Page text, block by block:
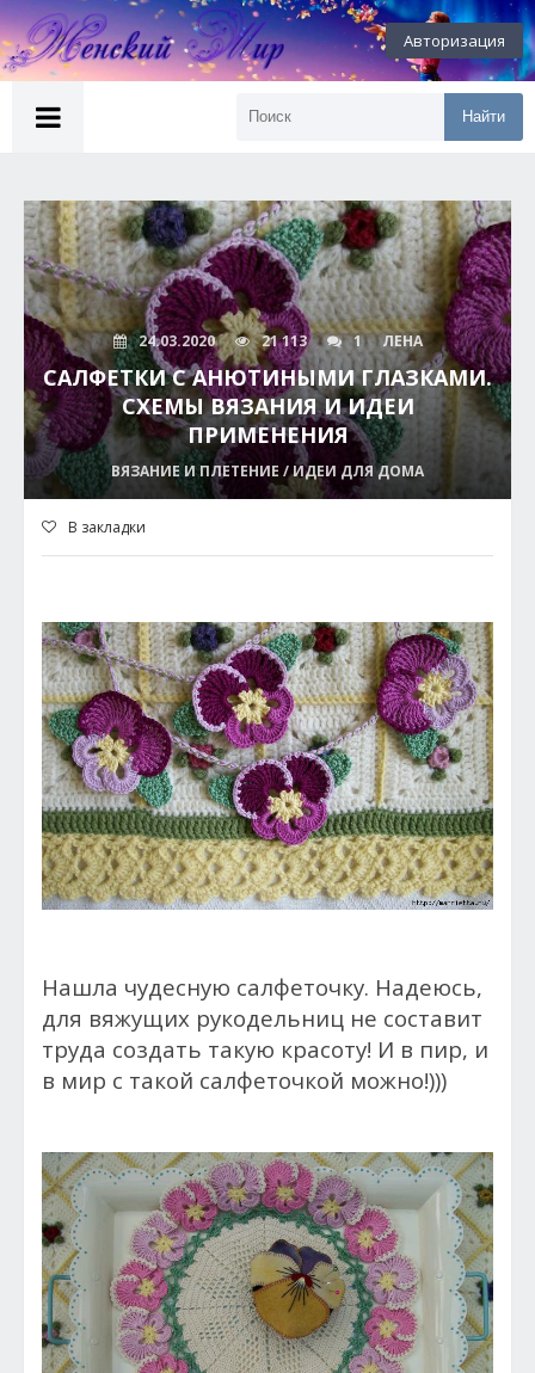
Авторизация
Найти
24.03.2020 21 113 1 ЛЕНА
САЛФЕТКИ С АНЮТИНЫМИ ГЛАЗКАМИ.
СХЕМЫ ВЯЗАНИЯ И ИДЕИ
ПРИМЕНЕНИЯ
ВЯЗАНИЕ И ПЛЕТЕНИЕ / ИДЕИ ДЛЯ ДОМА
В закладки
Нашла чудесную салфеточку. Надеюсь,
для вяжущих рукодельниц не составит
труда создать такую красоту! И в пир, и
в мир с такой салфеточкой можно!)))